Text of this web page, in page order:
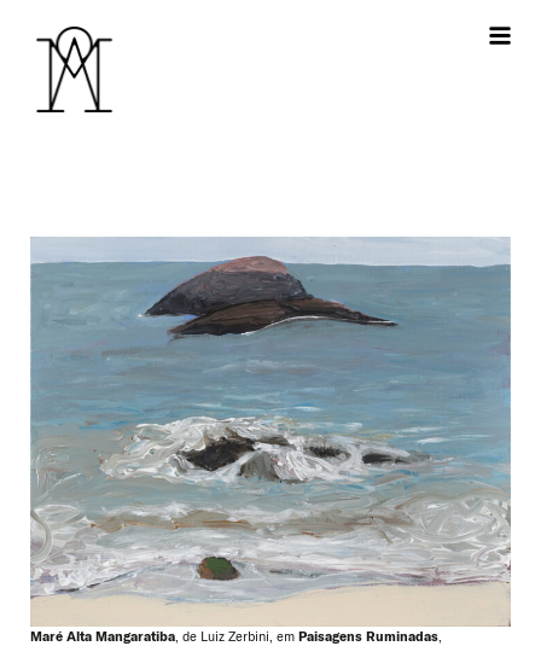
Maré Alta Mangaratiba , de Luiz Zerbini, emPaisagens Ruminadas